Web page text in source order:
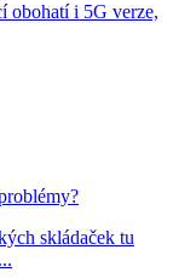
obohatí i 5G verze,
skládaček tu